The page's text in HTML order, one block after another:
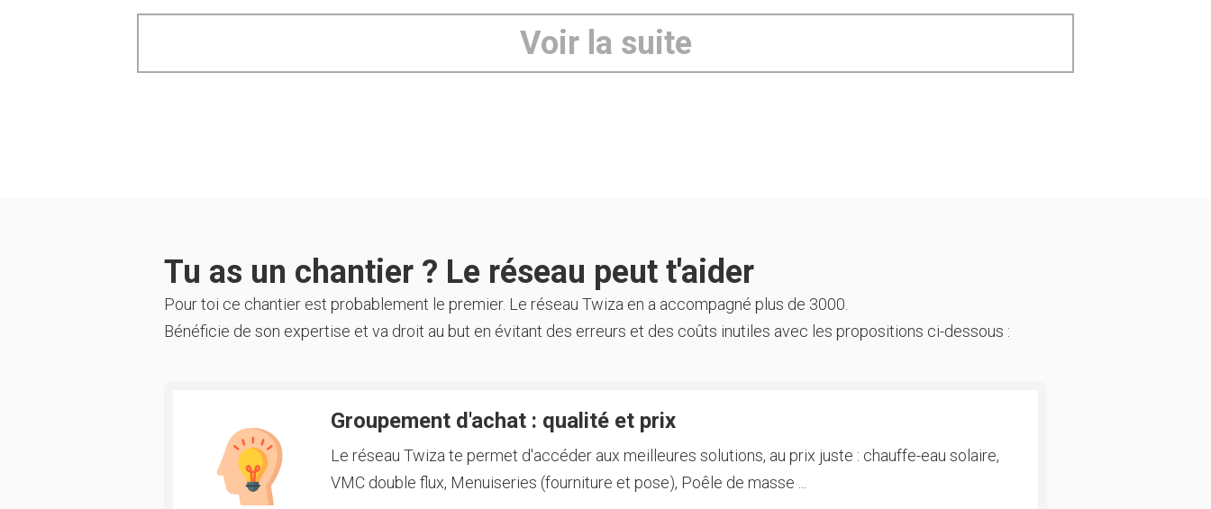
Voir la suite
Tu as un chantier ? Le réseau peut t'aider
Pour toi ce chantier est probablement le premier. Le réseau Twiza en a accompagné plus de 3000.
Bénéficie de son expertise et va droit au but en évitant des erreurs et des coûts inutiles avec les propositions ci-dessous :
Groupement d'achat : qualité et prix
Le réseau Twiza te permet d'accéder aux meilleures solutions, au prix juste : chauffe-eau solaire,
VMC double flux, Menuiseries (fourniture et pose), Poêle de masse ...